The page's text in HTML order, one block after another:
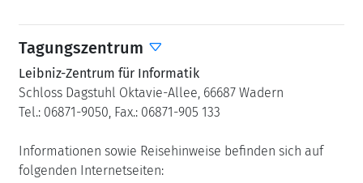
Tagungszentrum
Leibniz-Zentrum für Informatik
Schloss Dagstuhl Oktavie-Allee, 66687 Wadern
Tel.: 06871-9050, Fax.: 06871-905 133
Informationen sowie Reisehinweise befinden sich auf
folgenden Internetseiten: